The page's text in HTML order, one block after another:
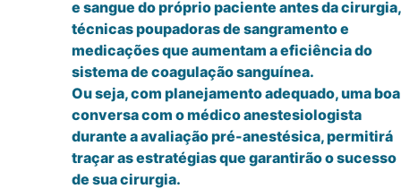
e sangue do próprio paciente antes da cirurgia,
técnicas poupadoras de sangramento e
medicações que aumentam a eficiência do
sistema de coagulação sanguínea.
Ou seja, com planejamento adequado, uma boa
conversa com o médico anestesiologista
durante a avaliação pré-anestésica, permitirá
traçar as estratégias que garantirão o sucesso
de sua cirurgia.